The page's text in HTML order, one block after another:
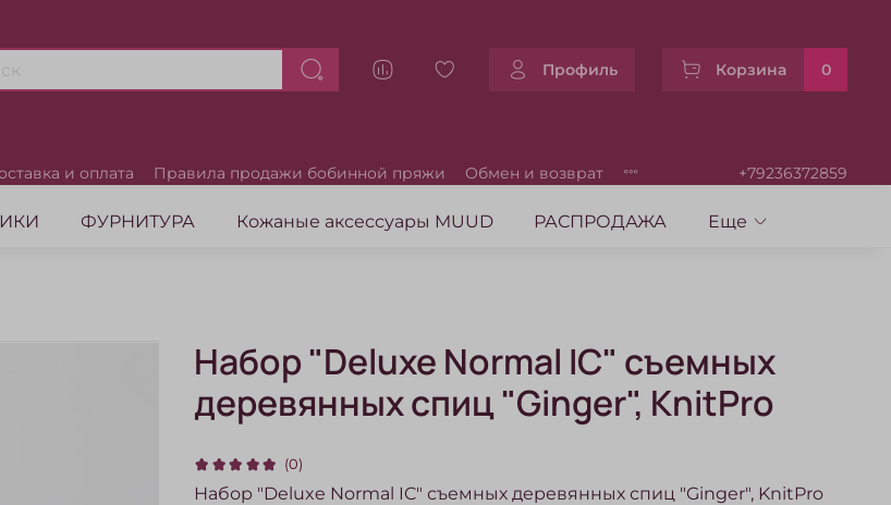
Профиль Корзина 0
и оплата Правила продажи бобинной пряжи Обмен и возврат +79236372859
ФУРНИТУРА Кожаные аксессуары MUUD РАСПРОДАЖА Еще
(0)
Набор "Deluxe Normal IC" съемных
деревянных спиц "Ginger", KnitPro
Набор "Deluxe Normal IC" съемных деревянных спиц "Ginger", KnitPro